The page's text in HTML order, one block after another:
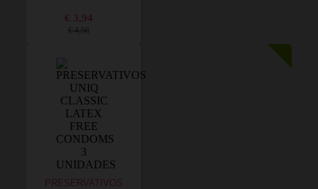
€ 3,94
€ 4,96
PRESERVATIVOS